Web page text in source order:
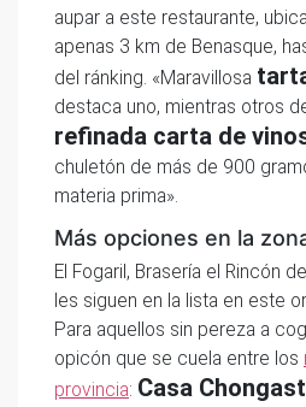
aupar a este restaurante,
apenas 3 km de Benasque,
del ránking. «Maravillosa
destaca uno, mientras otros
refinada carta de
chuletón de más de 900
materia prima».
Más opciones en la
El Fogaril, Brasería el Rincón
les siguen en la lista en este
Para aquellos sin pereza a
opicón que se cuela entre los
provincia: Casa